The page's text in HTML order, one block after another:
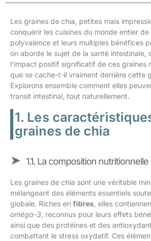
Les graines de chia, petites mais
conquérir les cuisines du monde entier de
polyvalence et leurs multiples bénéfices
on aborde le sujet de la santé intestinale,
l’impact positif significatif de ces graines
que se cache-t-il vraiment derrière cette
Explorons ensemble comment elles
transit intestinal, tout naturellement.
1. Les
graines de chia
1.1. La composition nutritionnelle
Les graines de chia sont une véritable
mélangeant des éléments essentiels
globale. Riches en fibres , elles
oméga-3 , reconnus pour leurs effets
ainsi que des protéines et des
combattant le stress oxydatif. Ces